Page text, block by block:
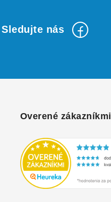
Overené zákazníkmi